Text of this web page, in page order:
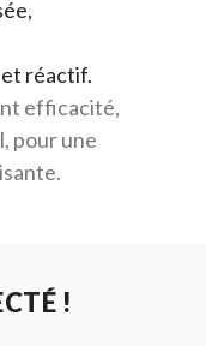
réactif.
efficacité,
pour une
!